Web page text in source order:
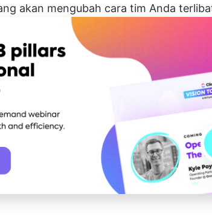
akan mengubah cara tim Anda